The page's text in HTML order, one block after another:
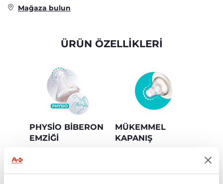
Mağaza bulun
ÜRÜN ÖZELLİKLERİ
PHYSIO BIBERON
EMZIĞI
MÜKEMMEL
KAPANIŞ